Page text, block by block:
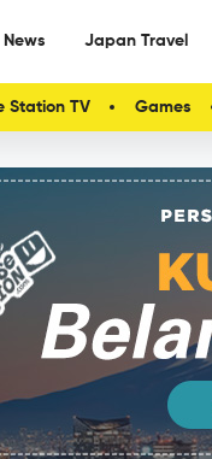
News Japan Travel
Station TV Games